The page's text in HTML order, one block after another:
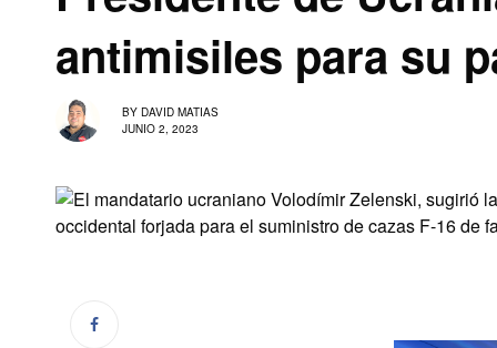
antimisiles para su
BY DAVID MATIAS
JUNIO 2, 2023